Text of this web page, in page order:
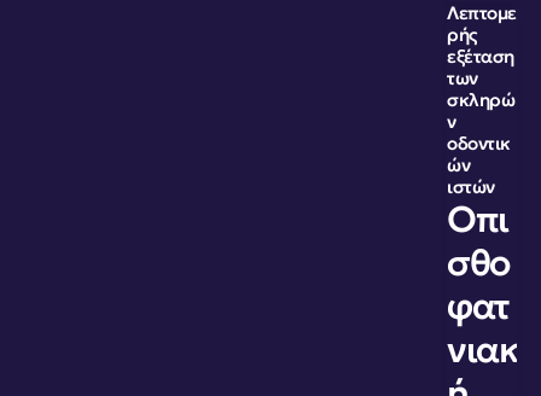
Λεπτομε
ρής
εξέταση
των
σκληρώ
ν
οδοντικ
ών
ιστών
Οπι
σθο
φατ
νιακ